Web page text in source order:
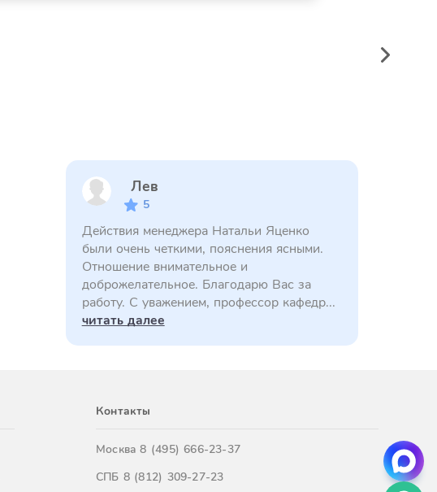
Лев
5
Действия менеджера Натальи Яценко
были очень четкими, пояснения ясными.
Отношение внимательное и
доброжелательное. Благодарю Вас за
работу. С уважением, профессор кафедр...
читать далее
Контакты
Москва8 (495) 666-23-37
СПБ 8 (812) 309-27-23